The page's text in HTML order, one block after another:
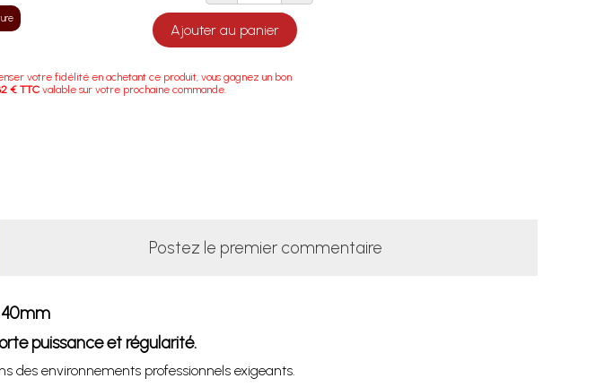
Ajouter au panier
votre fidélité en achetant ce produit, vous gagnez un bon
€ TTC valable sur votre prochaine commande.
Postez le premier commentaire
40mm
puissance et régularité.
des environnements professionnels exigeants.